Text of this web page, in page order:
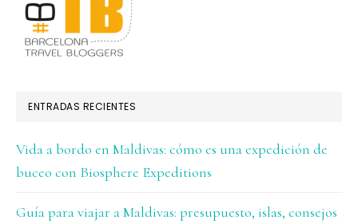
ENTRADAS RECIENTES
Vida a bordo en Maldivas: cómo es una expedición de
buceo con Biosphere Expeditions
Guía para viajar a Maldivas: presupuesto, islas, consejos